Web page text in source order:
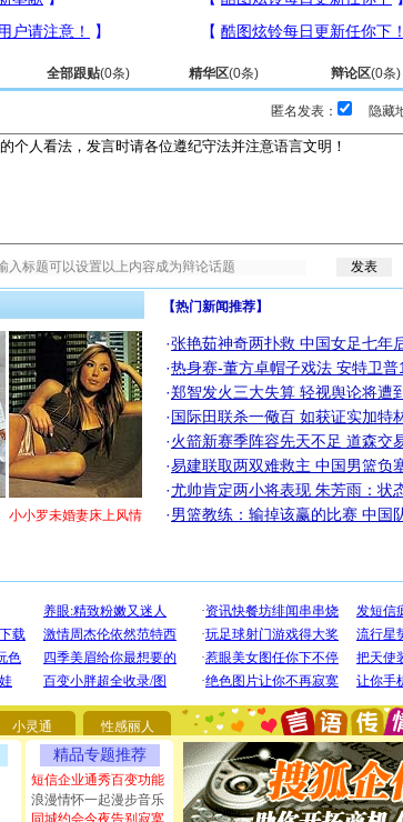
全部跟贴(0条) 精华区(0条) 辩论区(0条)
匿名发表： 隐藏
小小罗未婚妻床上风情
【热门新闻推荐】
·张艳茹神奇两扑救 中国女足七年
·热身赛-董方卓帽子戏法 安特卫
·郑智发火三大失算 轻视舆论将遭
·国际田联杀一儆百 如获证实加特
·火箭新赛季阵容先天不足 道森交
·易建联取两双难救主 中国男篮负
·尤帅肯定两小将表现 朱芳雨：状
·男篮教练：输掉该赢的比赛 中国
小灵通 性感丽人
精品专题推荐
短信企业通秀百变功能
浪漫情怀一起漫步音乐
同城约会今夜告别寂寞
[圣诞节]圣诞节到了，想想没什么送
你太多，只有给你五千万：千万快乐
要平安！千万要知足！千万不要忘记
[圣诞节] 不只这样的日子才会想起你,
能正大光明地骚扰你,告诉你,圣诞要
都要快乐噢!
[圣诞节]奉上一颗祝福的心,在这个特
如意,快乐,鲜花,一切美好的祝愿与你
[元旦]看到你我会触电；看不到你我
断电。爱你是我职业，想你是我事业
你是我专业！水晶之恋祝你新年快乐